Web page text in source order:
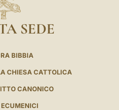
SEDE
BIBBIA
CHIESA CATTOLICA
CANONICO